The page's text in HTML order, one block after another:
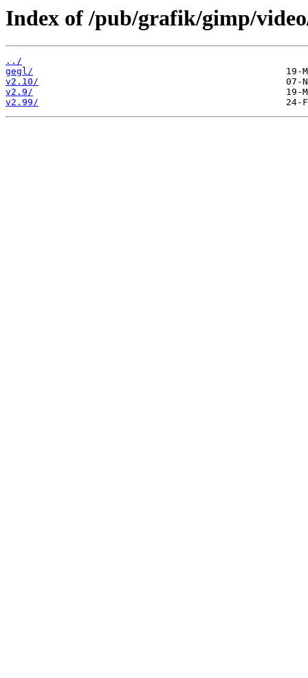
Index of /pub/grafik/gimp/
../
gegl/
v2.10/
v2.9/
v2.99/